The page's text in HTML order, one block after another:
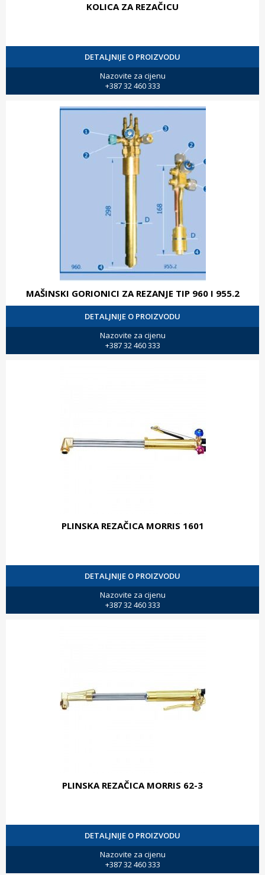
KOLICA ZA REZAČICU
DETALJNIJE O PROIZVODU
Nazovite za cijenu
+387 32 460 333
MAŠINSKI GORIONICI ZA REZANJE TIP 960 I 955.2
DETALJNIJE O PROIZVODU
Nazovite za cijenu
+387 32 460 333
PLINSKA REZAČICA MORRIS 1601
DETALJNIJE O PROIZVODU
Nazovite za cijenu
+387 32 460 333
PLINSKA REZAČICA MORRIS 62-3
DETALJNIJE O PROIZVODU
Nazovite za cijenu
+387 32 460 333